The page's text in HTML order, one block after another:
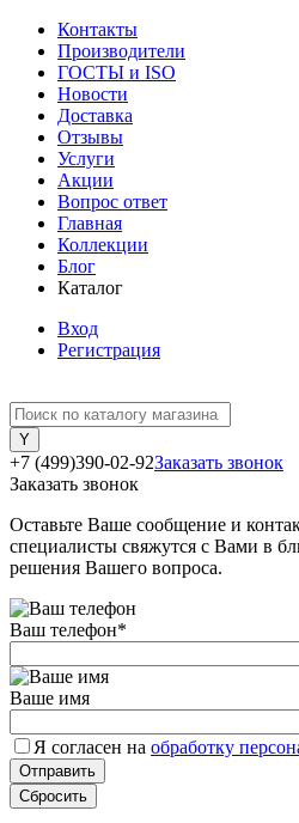
Контакты
Производители
ГОСТЫ и ISO
Новости
Доставка
Отзывы
Услуги
Акции
Вопрос ответ
Главная
Коллекции
Блог
Каталог
Вход
Регистрация
+7 (499)390-02-92Заказать звонок
Заказать звонок
Оставьте Ваше сообщение и
специалисты свяжутся с Вами в
решения Вашего вопроса.
Ваш телефон*
Ваше имя
Я согласен на обработку